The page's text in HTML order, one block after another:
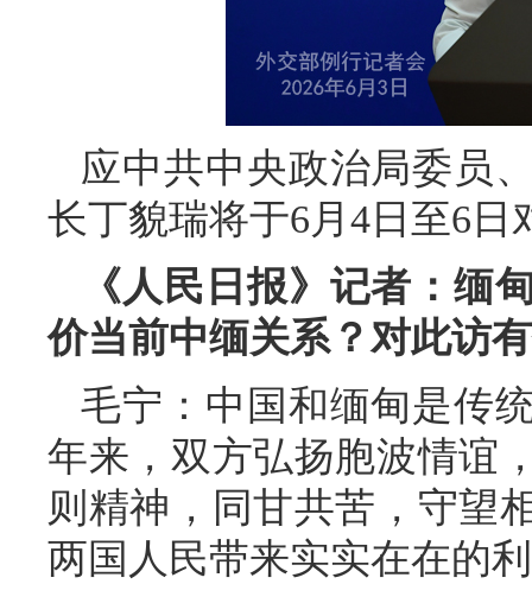
应中共中央政治局委员
长丁貌瑞将于6月4日至6
《人民日报》记者：缅
价当前中缅关系？对此访
毛宁：中国和缅甸是传
年来，双方弘扬胞波情谊
则精神，同甘共苦，守望
两国人民带来实实在在的